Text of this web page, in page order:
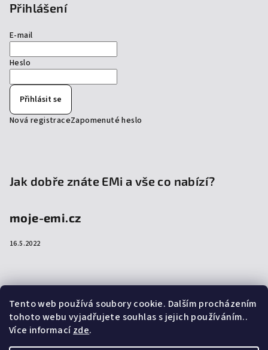
Tento web používá soubory cookie. Dalším procházením
tohoto webu vyjadřujete souhlas s jejich používáním..
Více informacízde.
Přihlášení
E-mail
Heslo
Přihlásit se
Nová registraceZapomenuté heslo
Jak dobře znáte EMi a vše co nabízí?
moje-emi.cz
16.5.2022
Přijímáme online platby